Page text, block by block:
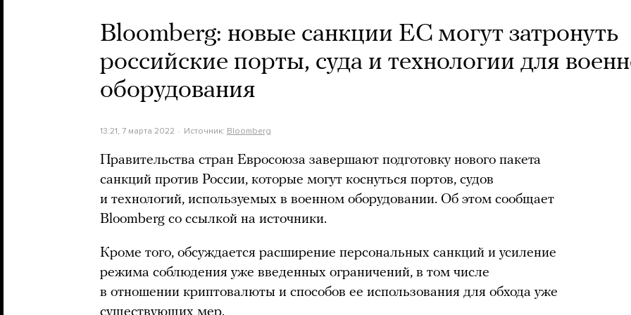
Bloomberg: новые санкции ЕС могут затронуть
российские порты, суда и технологии для
оборудования
13:21, 7 марта 2022 Источник: Bloomberg
Правительства стран Евросоюза завершают подготовку нового пакета
санкций против России, которые могут коснуться портов, судов
и технологий, используемых в военном оборудовании. Об этом сообщает
Bloomberg со ссылкой на источники.
Кроме того, обсуждается расширение персональных санкций и усиление
режима соблюдения уже введенных ограничений, в том числе
в отношении криптовалюты и способов ее использования для обхода уже
существующих мер.